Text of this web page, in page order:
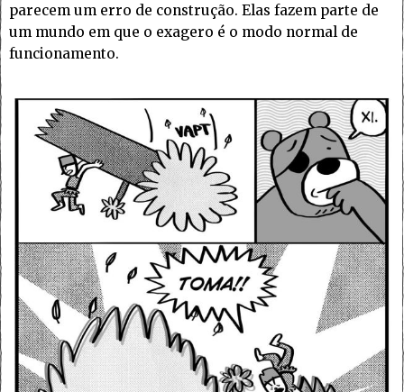
parecem um erro de construção. Elas fazem parte de
um mundo em que o exagero é o modo normal de
funcionamento.